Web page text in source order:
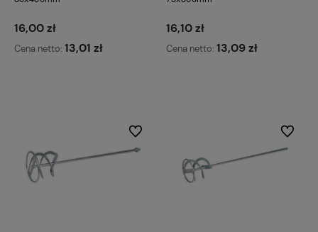
16,00 zł
Cena netto: 13,01 zł
16,10 zł
Cena netto: 13,09 zł
Do ulubionych Do